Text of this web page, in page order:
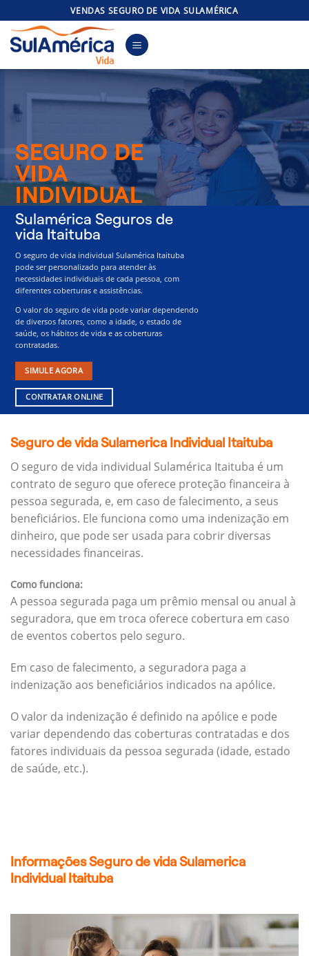
to
content
VENDAS SEGURO DE VIDA SULAMÉRICA
SEGURO DE
VIDA
INDIVIDUAL
Sulamérica Seguros de
vida Itaituba
O seguro de vida individual Sulamérica Itaituba
pode ser personalizado para atender às
necessidades individuais de cada pessoa, com
diferentes coberturas e assistências.
O valor do seguro de vida pode variar dependendo
de diversos fatores, como a idade, o estado de
saúde, os hábitos de vida e as coberturas
contratadas.
SIMULE AGORA
CONTRATAR ONLINE
Seguro de vida Sulamerica Individual Itaituba
O seguro de vida individual Sulamérica Itaituba é um
contrato de seguro que oferece proteção financeira à
pessoa segurada, e, em caso de falecimento, a seus
beneficiários. Ele funciona como uma indenização em
dinheiro, que pode ser usada para cobrir diversas
necessidades financeiras.
Como funciona:
A pessoa segurada paga um prêmio mensal ou anual à
seguradora, que em troca oferece cobertura em caso
de eventos cobertos pelo seguro.
Em caso de falecimento, a seguradora paga a
indenização aos beneficiários indicados na apólice.
O valor da indenização é definido na apólice e pode
variar dependendo das coberturas contratadas e dos
fatores individuais da pessoa segurada (idade, estado
de saúde, etc.).
Informações Seguro de vida Sulamerica
Individual Itaituba